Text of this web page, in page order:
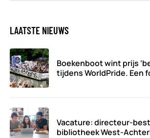
LAATSTE NIEUWS
Boekenboot wint prijs
tijdens WorldPride. Een
Vacature: directeur-
bibliotheek West-